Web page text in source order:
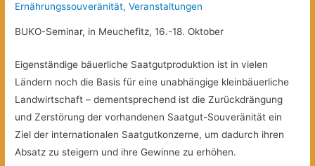
Ernährungssouveränität,Veranstaltungen
BUKO-Seminar, in Meuchefitz, 16.-18. Oktober
Eigenständige bäuerliche Saatgutproduktion ist in vielen
Ländern noch die Basis für eine unabhängige kleinbäuerliche
Landwirtschaft – dementsprechend ist die Zurückdrängung
und Zerstörung der vorhandenen Saatgut-Souveränität ein
Ziel der internationalen Saatgutkonzerne, um dadurch ihren
Absatz zu steigern und ihre Gewinne zu erhöhen.